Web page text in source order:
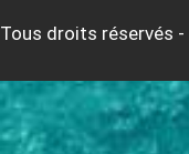
Tous droits réservés -